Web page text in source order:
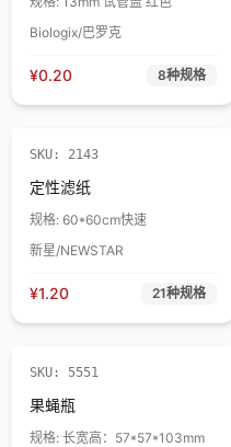
Biologix/巴罗克
¥0.20 8种规格
SKU: 2143
定性滤纸
规格: 60*60cm快速
新星/NEWSTAR
¥1.20 21种规格
SKU: 5551
果蝇瓶
规格: 长宽高：57*57*103mm